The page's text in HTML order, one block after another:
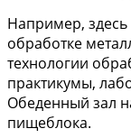
Например,
обработке
технологии
практикумы,
Обеденный зал
пищеблока.